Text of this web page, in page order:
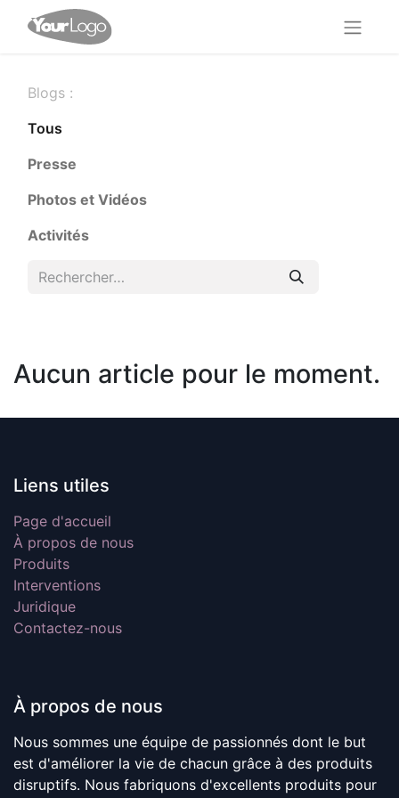
Blogs :
Tous
Presse
Photos et Vidéos
Activités
Aucun article pour le moment.
Liens utiles
Page d'accueil
À propos de nous
Produits
Interventions
Juridique
Contactez-nous
À propos de nous
Nous sommes une équipe de passionnés dont le but
est d'améliorer la vie de chacun grâce à des produits
disruptifs. Nous fabriquons d'excellents produits pour